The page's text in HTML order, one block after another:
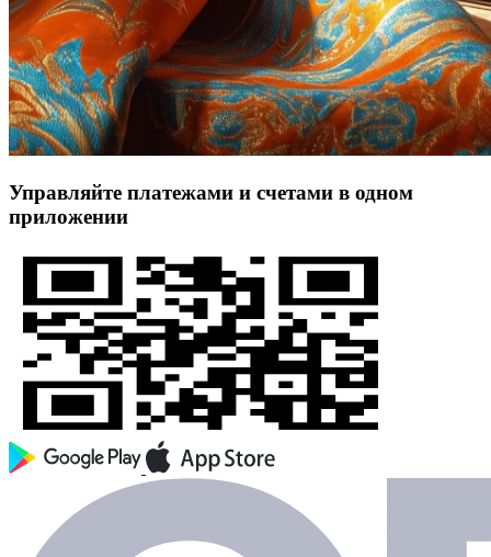
Управляйте платежами и счетами в одном
приложении